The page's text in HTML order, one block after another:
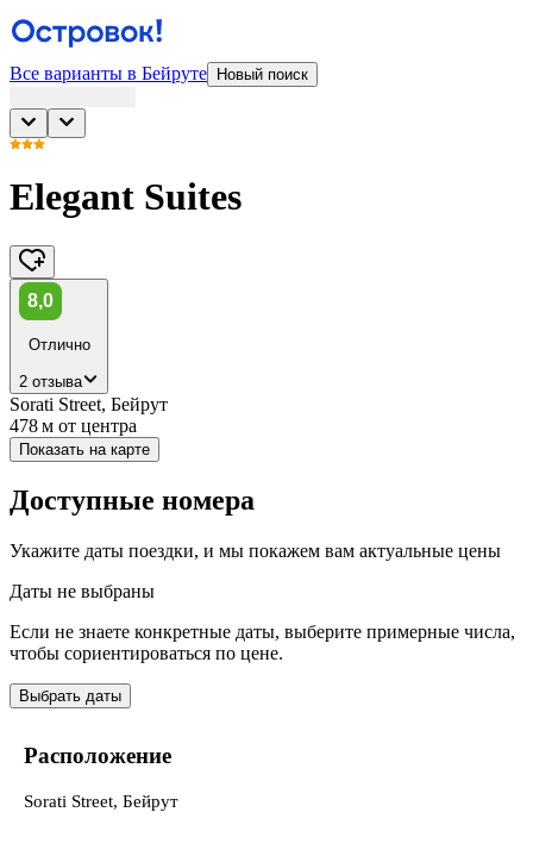
Все варианты в Бейруте Новый поиск
Elegant Suites
8,0
Отлично
2 отзыва
Sorati Street, Бейрут
478 м от центра
Показать на карте
Доступные номера
Укажите даты поездки, и мы покажем вам актуальные цены
Даты не выбраны
Если не знаете конкретные даты, выберите примерные числа,
чтобы сориентироваться по цене.
Выбрать даты
Расположение
Sorati Street, Бейрут